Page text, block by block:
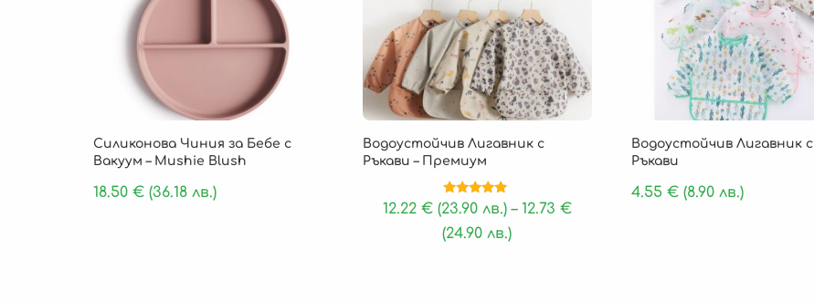
Силиконова Чиния за Бебе с
Вакуум – Mushie Blush
18.50 € (36.18 лв.)
Водоустойчив Лигавник с
Ръкави – Премиум
Оценено на
5.00
от 5
12.22 €(23.90 лв.)– 12.73 €
(24.90 лв.)
Водоустойчив Лигавник с
Ръкави
4.55€ (8.90 лв.)